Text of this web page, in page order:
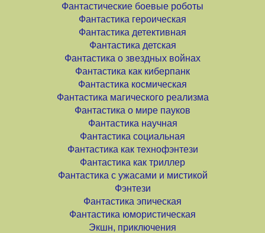
Фантастические боевые роботы
Фантастика героическая
Фантастика детективная
Фантастика детская
Фантастика о звездных войнах
Фантастика как киберпанк
Фантастика космическая
Фантастика магического реализма
Фантастика о мире пауков
Фантастика научная
Фантастика социальная
Фантастика как технофэнтези
Фантастика как триллер
Фантастика с ужасами и мистикой
Фэнтези
Фантастика эпическая
Фантастика юмористическая
Экшн, приключения